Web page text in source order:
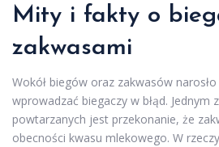
Mity i fakty o
zakwasami
Wokół biegów oraz zakwasów
wprowadzać biegaczy w błąd. Jednym
powtarzanych jest przekonanie, że
obecności kwasu mlekowego. W